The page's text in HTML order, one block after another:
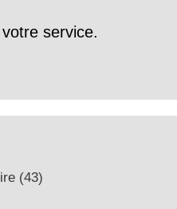
service.
(43)